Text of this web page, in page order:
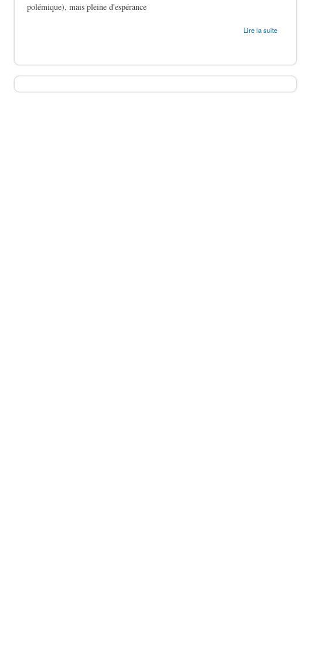
polémique), mais pleine d'espérance
Lire la suite